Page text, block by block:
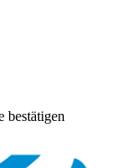
bestätigen